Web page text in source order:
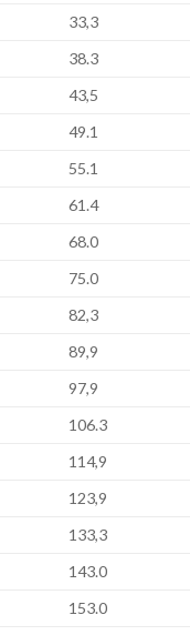
33,3
38.3
43,5
49.1
55.1
61.4
68.0
75.0
82,3
89,9
97,9
106.3
114,9
123,9
133,3
143.0
153.0